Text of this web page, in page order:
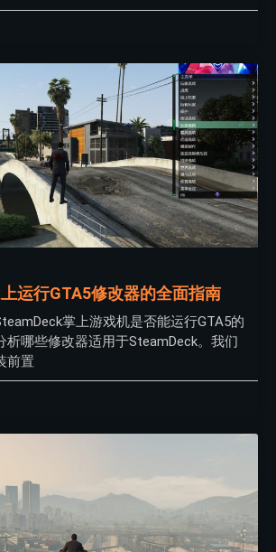
运行GTA5修改器的全面指南
掌上游戏机是否能运行GTA5的
析哪些修改器适用于SteamDeck。我们
前置